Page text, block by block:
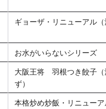
ギョーザ・リニューアル（
お水がいらないシリーズ
大阪王将 羽根つき餃子（
ず）
本格炒め炒飯・リニュー